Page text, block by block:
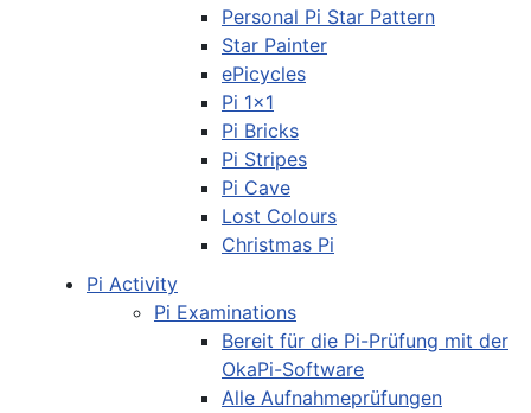
Personal Pi Star Pattern
Star Painter
ePicycles
Pi 1x1
Pi Bricks
Pi Stripes
Pi Cave
Lost Colours
Christmas Pi
Pi Activity
Pi Examinations
Bereit für die Pi-Prüfung mit der
OkaPi-Software
Alle Aufnahmeprüfungen